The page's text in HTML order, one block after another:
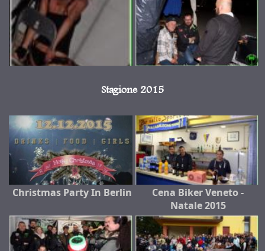
Stagione 2015
Christmas Party In Berlin
Cena Biker Veneto -
Natale 2015